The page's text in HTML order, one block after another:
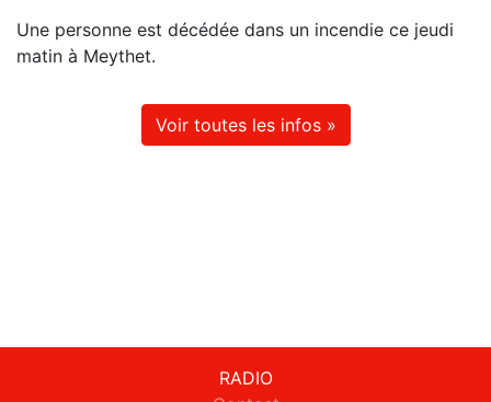
Une personne est décédée dans un incendie ce jeudi
matin à Meythet.
Voir toutes les infos »
RADIO